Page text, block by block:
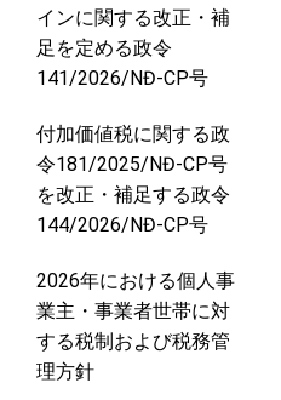
インに関する改正・補
足を定める政令
141/2026/NĐ-CP号
付加価値税に関する政
令181/2025/NĐ-CP号
を改正・補足する政令
144/2026/NĐ-CP号
2026年における個人事
業主・事業者世帯に対
する税制および税務管
理方針